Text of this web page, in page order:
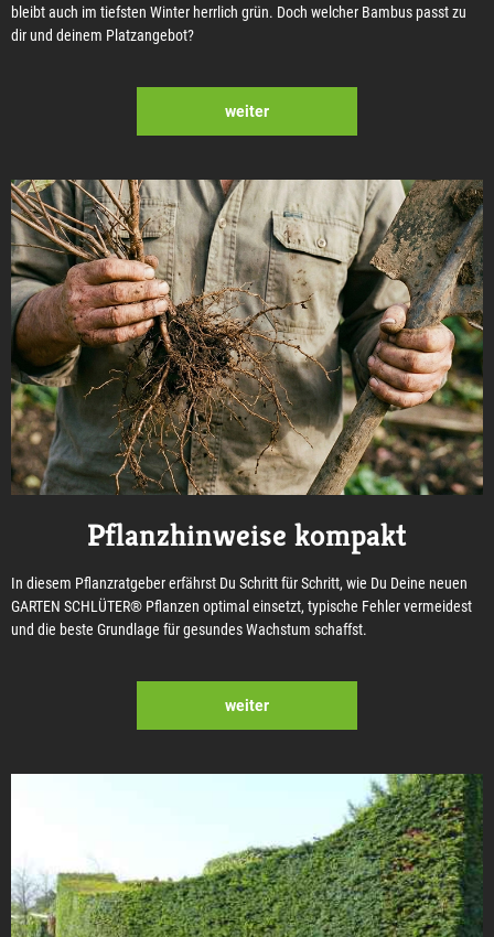
bleibt auch im tiefsten Winter herrlich grün. Doch welcher Bambus passt zu
dir und deinem Platzangebot?
weiter
Pflanzhinweise kompakt
In diesem Pflanzratgeber erfährst Du Schritt für Schritt, wie Du Deine neuen
GARTEN SCHLÜTER® Pflanzen optimal einsetzt, typische Fehler vermeidest
und die beste Grundlage für gesundes Wachstum schaffst.
weiter